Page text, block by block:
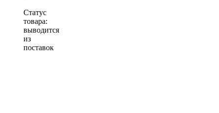
Статус
товара:
выводится
из
поставок